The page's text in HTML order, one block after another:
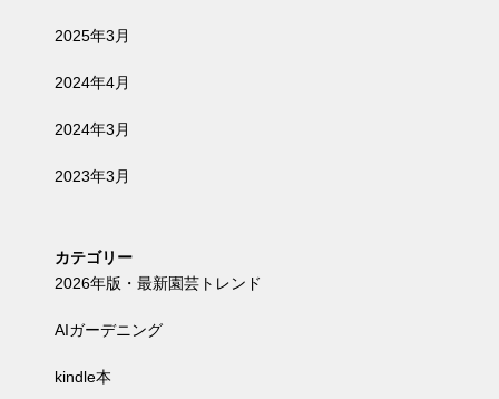
2025年3月
2024年4月
2024年3月
2023年3月
カテゴリー
2026年版・最新園芸トレンド
AIガーデニング
kindle本